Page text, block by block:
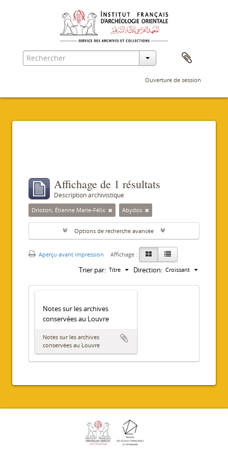
Ouverture de session
Affichage de 1 résultats
Description archivistique
Drioton, Étienne Marie-Félix Abydos
Options de recherche avancée
Aperçu avant impression Affichage :
Trier par: Titre Direction: Croissant
Notes sur les archives
conservées au Louvre
Notes sur les archives
conservées au Louvre